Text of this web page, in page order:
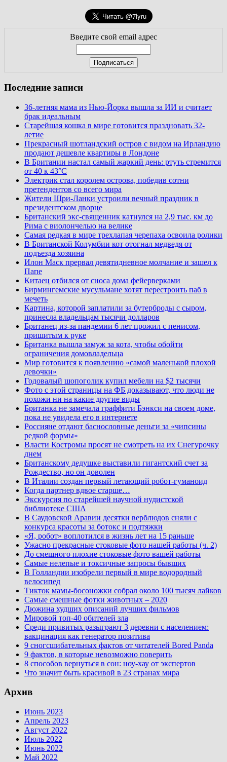
Введите свой email адрес
Последние записи
36-летняя мама из Нью-Йорка вышла за ИИ и считает
брак идеальным
Старейшая кошка в мире готовится праздновать 32-
летие
Прекрасный шотландский остров с видом на Ирландию
продают дешевле квартиры в Лондоне
В Британии настал самый жаркий день: ртуть стремится
от 40 к 43°C
Электрик стал королем острова, победив сотни
претендентов со всего мира
Жители Шри-Ланки устроили вечный праздник в
президентском дворце
Британский экс-священник катнулся на 2,9 тыс. км до
Рима с виолончелью на велике
Самая редкая в мире трехлапая черепаха освоила ролики
В Британской Колумбии кот отогнал медведя от
подъезда хозяина
Илон Маск прервал девятидневное молчание и зашел к
Папе
Китаец отбился от сноса дома фейерверками
Бирмингемские мусульмане хотят перестроить паб в
мечеть
Картина, которой заплатили за бутерброды с сыром,
принесла владельцам тысячи долларов
Британец из-за пандемии 6 лет прожил с пенисом,
пришитым к руке
Британка вышла замуж за кота, чтобы обойти
ограничения домовладельца
Мир готовится к появлению «самой маленькой плохой
девочки»
Годовалый шопоголик купил мебели на $2 тысячи
Фото с этой страницы на ФБ доказывают, что люди не
похожи ни на какие другие виды
Британка не замечала граффити Бэнкси на своем доме,
пока не увидела его в интернете
Россияне отдают баснословные деньги за «чипсины
редкой формы»
Власти Костромы просят не смотреть на их Снегурочку
днем
Британскому дедушке выставили гигантский счет за
Рождество, но он доволен
В Италии создан первый летающий робот-гуманоид
Когда партнер вдвое старше…
Экскурсия по старейшей научной нудистской
библиотеке США
В Саудовской Аравии десятки верблюдов сняли с
конкурса красоты за ботокс и подтяжки
«Я, робот» воплотился в жизнь лет на 15 раньше
Ужасно прекрасные стоковые фото нашей работы (ч. 2)
До смешного плохие стоковые фото вашей работы
Самые нелепые и токсичные запросы бывших
В Голландии изобрели первый в мире водородный
велосипед
Тикток мамы-босоножки собрал около 100 тысяч лайков
Самые смешные фотки животных – 2020
Дюжина худших описаний лучших фильмов
Мировой топ-40 обителей зла
Среди привитых разыграют 3 деревни с населением:
вакцинация как генератор позитива
9 сногсшибательных фактов от читателей Bored Panda
9 фактов, в которые невозможно поверить
8 способов вернуться в сон: ноу-хау от экспертов
Что значит быть красивой в 23 странах мира
Архив
Июнь 2023
Апрель 2023
Август 2022
Июль 2022
Июнь 2022
Май 2022